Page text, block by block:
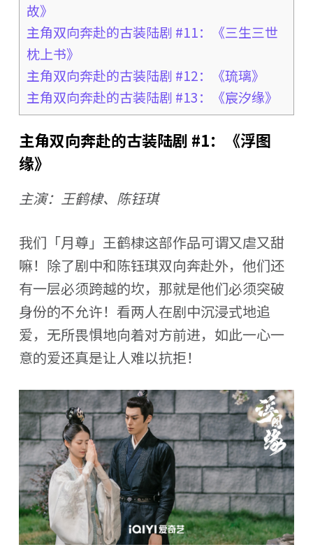
故》
主角双向奔赴的古装陆剧 #11：《三生三世
枕上书》
主角双向奔赴的古装陆剧 #12：《琉璃》
主角双向奔赴的古装陆剧 #13：《宸汐缘》
主角双向奔赴的古装陆剧 #1：《浮图
缘》
主演：王鹤棣、陈钰琪
我们「月尊」王鹤棣这部作品可谓又虐又甜
嘛！除了剧中和陈钰琪双向奔赴外，他们还
有一层必须跨越的坎，那就是他们必须突破
身份的不允许！看两人在剧中沉浸式地追
爱，无所畏惧地向着对方前进，如此一心一
意的爱还真是让人难以抗拒！